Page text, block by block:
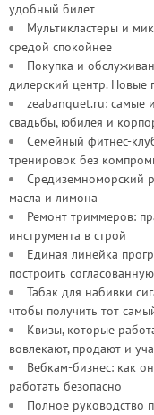
удобный билет
Мультикластеры и
средой спокойнее
Покупка и
дилерский центр. Новые
zeabanquet.ru: самые
свадьбы, юбилея и
Семейный фитнес-
тренировок без
Средиземноморский
масла и лимона
Ремонт триммеров:
инструмента в строй
Единая линейка
построить
Табак для набивки
чтобы получить тот
Квизы, которые
вовлекают, продают и
Вебкам-бизнес: как
работать безопасно
Полное руководство